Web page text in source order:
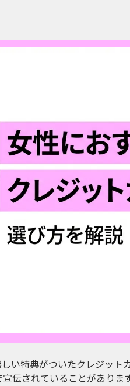
い特典がついたクレジット
伝されていることがありま